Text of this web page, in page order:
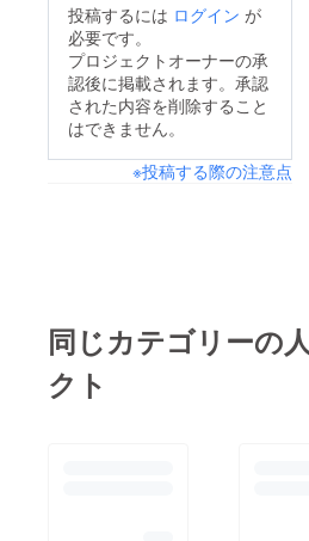
になりホッとしていま
す。上には上がいる
事、自分たちには確実
に力がある事。色々な
したp(^_^)q夜は、頑
^ ^
投稿するには ログイン が
必要です。
プロジェクトオーナーの承
認後に掲載されます。承認
された内容を削除すること
はできません。
※投稿する際の注意点
同じカテゴリーの
クト